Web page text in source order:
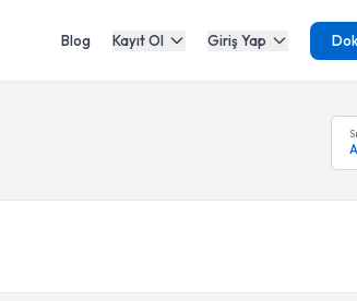
Blog Kayıt Ol Giriş Yap